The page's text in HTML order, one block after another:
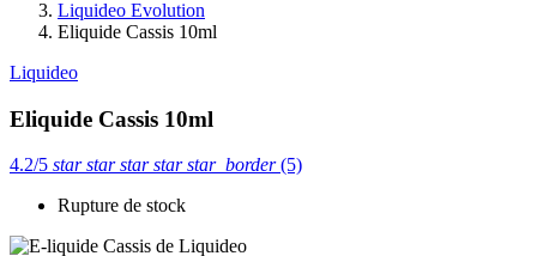
Liquideo Evolution
Eliquide Cassis 10ml
Liquideo
Eliquide Cassis 10ml
4.2/5 starstarstarstarstar_border(5)
Rupture de stock